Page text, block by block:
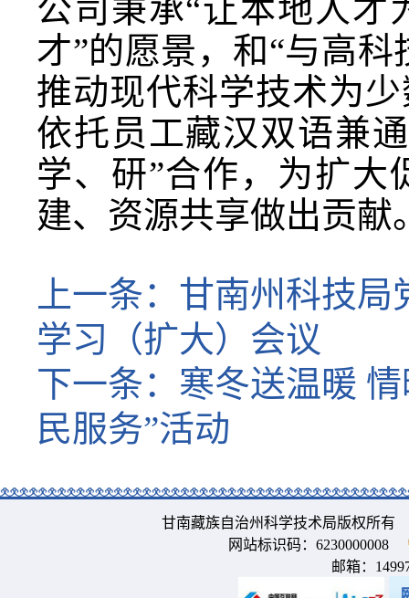
公司秉承“让本地人才
才”的愿景，和“与高
推动现代科学技术为
依托员工藏汉双语兼
学、研”合作，为扩大
建、资源共享做出贡献
上一条： 甘南州科技局
学习（扩大）会议
下一条： 寒冬送温暖
民服务”活动
甘南藏族自治州科学技术局版权所
网站标识码：6230000008
邮箱：